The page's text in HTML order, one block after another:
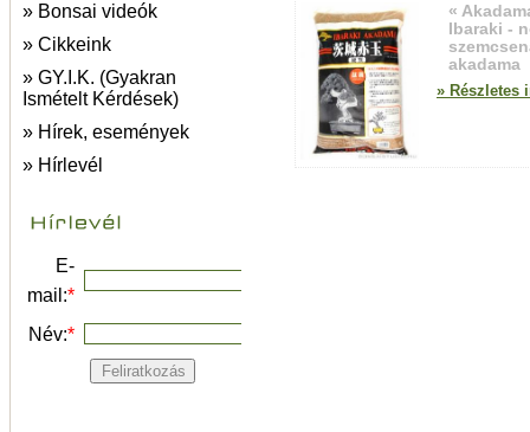
» Bonsai videók
» Cikkeink
» GY.I.K. (Gyakran
Ismételt Kérdések)
» Hírek, események
» Hírlevél
E-
mail:*
Név:*
«
Ibaraki -
akadama
» Részletes